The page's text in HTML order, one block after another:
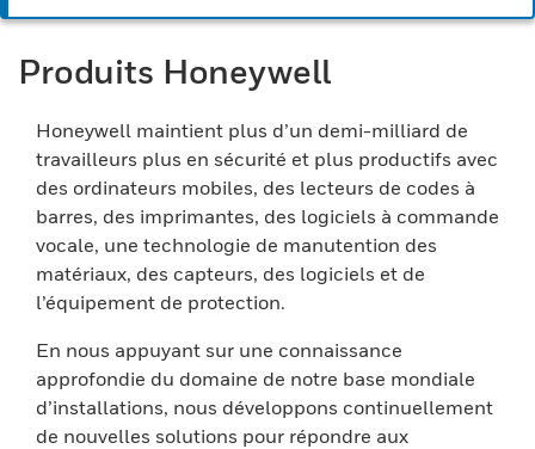
Produits Honeywell
Honeywell maintient plus d’un demi-milliard de
travailleurs plus en sécurité et plus productifs avec
des ordinateurs mobiles, des lecteurs de codes à
barres, des imprimantes, des logiciels à commande
vocale, une technologie de manutention des
matériaux, des capteurs, des logiciels et de
l’équipement de protection.
En nous appuyant sur une connaissance
approfondie du domaine de notre base mondiale
d’installations, nous développons continuellement
de nouvelles solutions pour répondre aux